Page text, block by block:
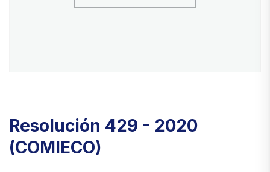
Resolución 429 - 2020
(COMIECO)